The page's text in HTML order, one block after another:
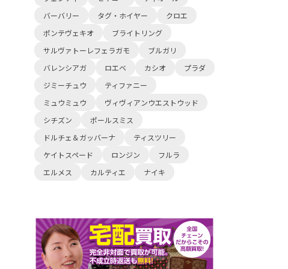
バーバリー
タグ・ホイヤー
クロエ
ポンテヴェキオ
ブライトリング
サルヴァトーレフェラガモ
ブルガリ
バレンシアガ
ロエベ カシオ
プラダ
ジミーチュウ
ティファニー
ミュウミュウ
ヴィヴィアンウエストウッド
シチズン
ポールスミス
ドルチェ＆ガッバーナ
ティスツリー
ケイトスペード
ロンジン
フルラ
エルメス
カルティエ ナイキ